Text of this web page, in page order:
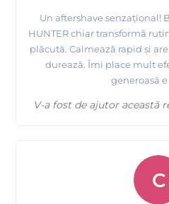
Un aftershave senzațional!
HUNTER chiar transformă
plăcută. Calmează rapid și
durează. Îmi place mult
generoasă
V-a fost de ajutor această
C